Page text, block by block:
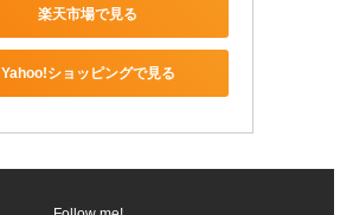
楽天市場で見る
Yahoo!ショッピングで見る